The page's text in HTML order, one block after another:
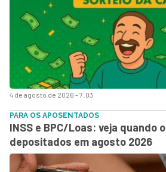
4 de agosto de 2026 - 7:03
PARA OS APOSENTADOS
INSS e BPC/Loas: veja quando
depositados em agosto 2026